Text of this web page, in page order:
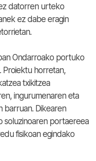
datorren urteko
ez dabe eragin
Ondarroako portuko
Proiektu horretan,
txikitzea
ingurumenaren eta
barruan. Dikearen
soluzinoaren portaereea
fisikoan egindako